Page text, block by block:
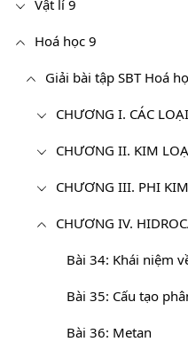
Vật lí 9
Hoá học 9
Giải bài tập SBT Hoá
CHƯƠNG I. CÁC
CHƯƠNG II. KIM
CHƯƠNG IV.
Bài 35: Cấu tạo
Bài 36: Metan